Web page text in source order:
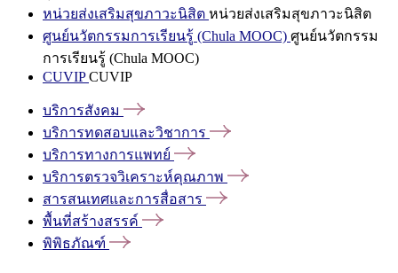
หน่วยส่งเสริมสุขภาวะนิสิต หน่วยส่งเสริมสุขภาวะนิสิต
ศูนย์นวัตกรรมการเรียนรู้ (Chula MOOC) ศูนย์นวัตกรรม
การเรียนรู้ (Chula MOOC)
CUVIPCUVIP
บริการสังคม
บริการทดสอบและวิชาการ
บริการทางการแพทย์
บริการตรวจวิเคราะห์คุณภาพ
สารสนเทศและการสื่อสาร
พื้นที่สร้างสรรค์
พิพิธภัณฑ์